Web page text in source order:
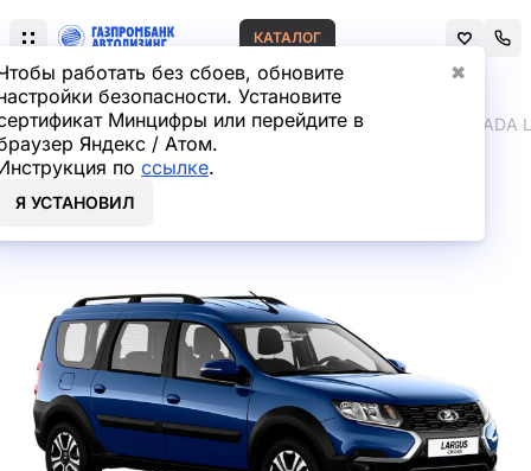
работать без сбоев, обновите
безопасности. Установите
Минцифры или перейдите в
Яндекс / Атом.
по ссылке.
Я УСТАНОВИЛ
✖
КАТАЛОГ
Главная Лизинг легковых автомобилей LADA
LADA LARGUS Cross
Универсал в лизинг